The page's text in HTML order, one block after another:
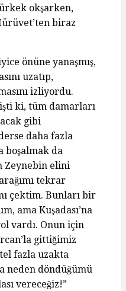
okşarken,
biraz
önüne yanaşmış,
uzatıp,
izliyordu.
ki, tüm damarları
gibi
daha fazla
boşalmak da
Zeynebin elini
tekrar
çektim. Bunları bir
ama Kuşadası’na
vardı. Onun için
gittiğimiz
fazla uzakta
neden döndüğümü
vereceğiz!”